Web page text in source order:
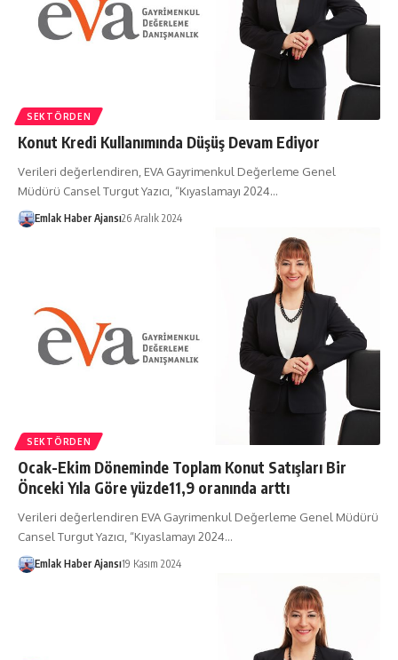
SEKTÖRDEN
Konut Kredi Kullanımında Düşüş Devam Ediyor
Verileri değerlendiren, EVA Gayrimenkul Değerleme Genel
Müdürü Cansel Turgut Yazıcı, “Kıyaslamayı 2024…
Emlak Haber Ajansı26 Aralık 2024
SEKTÖRDEN
Ocak-Ekim Döneminde Toplam Konut Satışları Bir
Önceki Yıla Göre yüzde11,9 oranında arttı
Verileri değerlendiren EVA Gayrimenkul Değerleme Genel Müdürü
Cansel Turgut Yazıcı, “Kıyaslamayı 2024…
Emlak Haber Ajansı19 Kasım 2024